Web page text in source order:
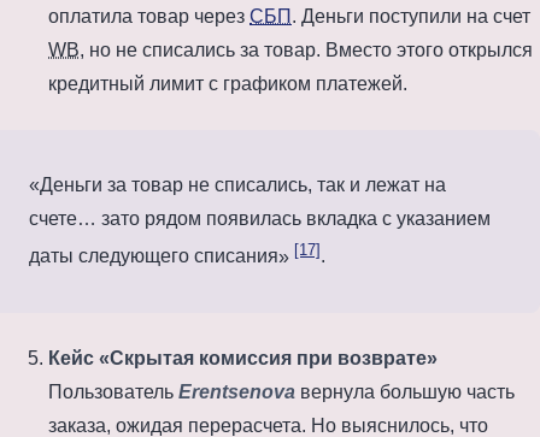
оплатила товар через СБП . Деньги поступили на счет
WB, но не списались за товар. Вместо этого открылся
кредитный лимит с графиком платежей.
Деньги за товар не списались, так и лежат на
счете… зато рядом появилась вкладка с указанием
даты следующего списания
[17] .
Кейс «Скрытая комиссия при возврате»
Пользователь Erentsenova вернула большую часть
заказа, ожидая перерасчета. Но выяснилось, что